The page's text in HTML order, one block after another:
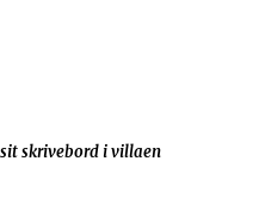
skrivebord i villaen